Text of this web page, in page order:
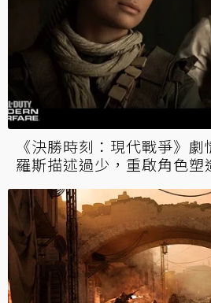
《決勝時刻：現代戰爭》
羅斯描述過少，重啟角色塑